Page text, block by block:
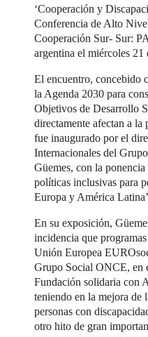
‘Cooperación y
Conferencia de Alto
Cooperación Sur- Sur:
argentina el miércoles 21
El encuentro, concebido
la Agenda 2030 para
Objetivos de Desarrollo
directamente afectan a
fue inaugurado por el
Internacionales del
Güemes, con la
políticas inclusivas para
Europa y América
En su exposición,
incidencia que
Unión Europea
Grupo Social ONCE, en
Fundación solidaria con
teniendo en la mejora de
personas con
otro hito de gran